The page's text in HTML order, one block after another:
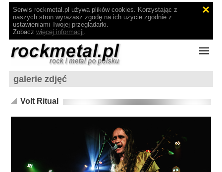
Serwis rockmetal.pl używa plików cookies. Korzystając z
naszych stron wyrażasz zgodę na ich użycie zgodnie z
ustawieniami Twojej przeglądarki.
Zobacz więcej informacji.
galerie zdjęć
Volt Ritual